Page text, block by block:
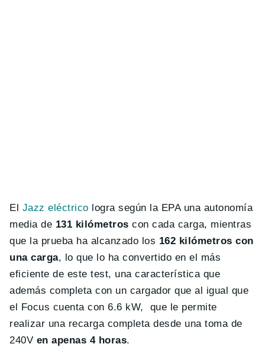
El Jazz eléctrico logra según la EPA una autonomía
media de 131 kilómetroscon cada carga, mientras
que la prueba ha alcanzado los 162 kilómetros con
una carga, lo que lo ha convertido en el más
eficiente de este test, una característica que
además completa con un cargador que al igual que
el Focus cuenta con 6.6 kW, que le permite
realizar una recarga completa desde una toma de
240V en apenas 4 horas.